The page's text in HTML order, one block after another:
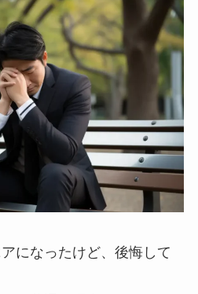
になったけど、後悔して